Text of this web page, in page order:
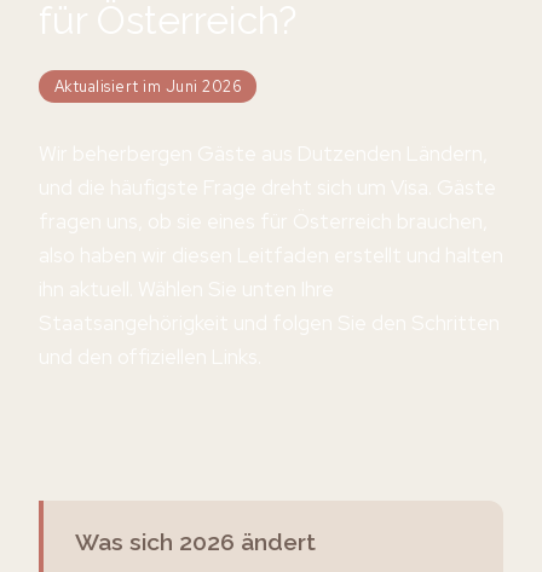
für Österreich?
Aktualisiert im Juni 2026
Was sich 2026 ändert